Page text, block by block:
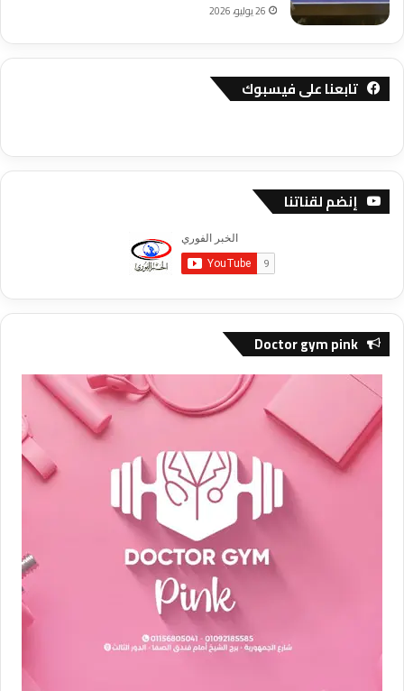
26 يوليو، 2026
تابعنا على فيسبوك
إنضم لقناتنا
Doctor gym pink